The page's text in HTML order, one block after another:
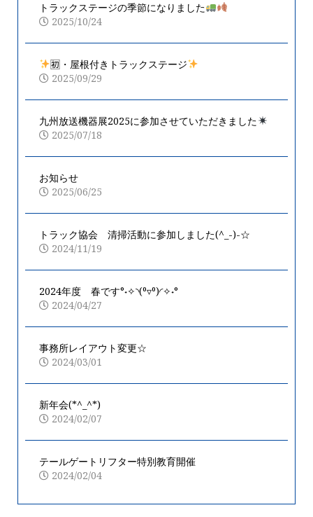
トラックステージの季節になりました
2025/10/24
🈠・屋根付きトラックステージ
2025/09/29
九州放送機器展2025に参加させていただきました
2025/07/18
お知らせ
2025/06/25
トラック協会 清掃活動に参加しました(^_-)-☆
2024/11/19
2024年度 春です°˖✧◝(⁰▿⁰)◜✧˖°
2024/04/27
事務所レイアウト変更☆
2024/03/01
新年会(*^_^*)
2024/02/07
テールゲートリフター特別教育開催
2024/02/04